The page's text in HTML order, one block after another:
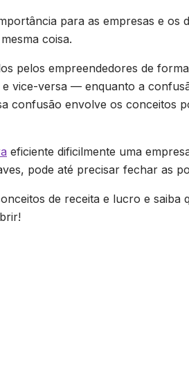
para as empresas e os
coisa.
pelos empreendedores de
vice-versa — enquanto a
confusão envolve os conceitos
eficiente dificilmente uma
pode até precisar fechar as
de receita e lucro e saiba